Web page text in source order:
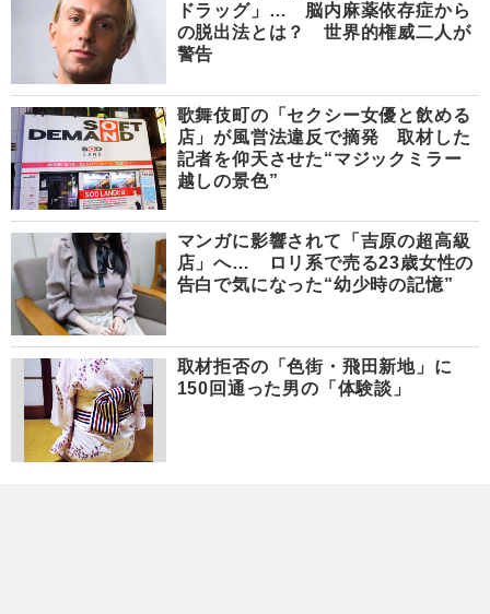
ドラッグ」… 脳内麻薬依存症から
の脱出法とは？ 世界的権威二人が
警告
歌舞伎町の「セクシー女優と飲める
店」が風営法違反で摘発 取材した
記者を仰天させた“マジックミラー
越しの景色”
マンガに影響されて「吉原の超高級
店」へ… ロリ系で売る23歳女性の
告白で気になった“幼少時の記憶”
取材拒否の「色街・飛田新地」に
150回通った男の「体験談」